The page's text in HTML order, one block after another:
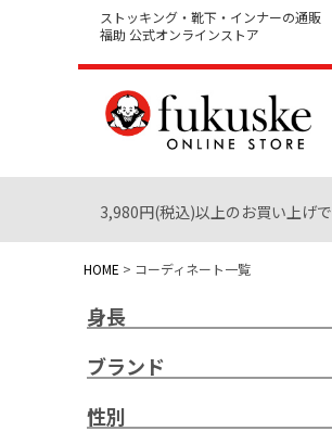
ストッキング・靴下・インナーの通販
福助 公式オンラインストア
3,980円(税込)以上のお買い上げで
HOME コーディネート一覧
身長
ブランド
性別